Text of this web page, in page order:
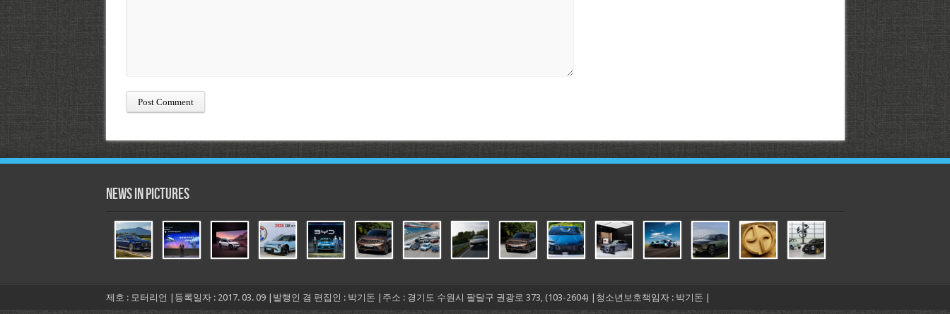
News in Pictures
제호 : 모터리언 |등록일자 : 2017. 03. 09 |발행인 겸 편집인 : 박기돈 |주소 : 경기도 수원시 팔달구 권광로 373, (103-2604) |청소년보호책임자 : 박기돈 |